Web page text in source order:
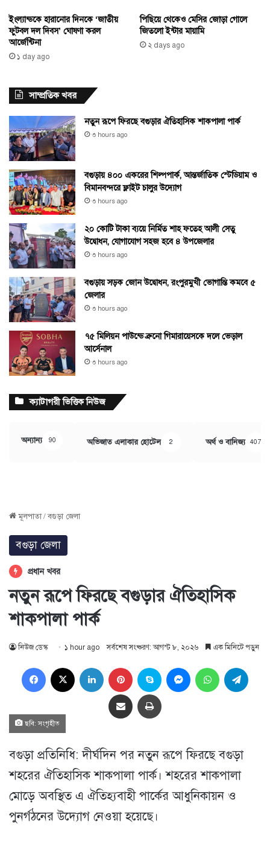
ইংল্যান্ডকে হারানোর দিনকে ‘জাতীয়
ফুটবল দল দিবস’ ঘোষণা করল
আর্জেন্টিনা
১ day ago
পিছিয়ে থেকেও মেসির জোড়া গোলে
জিতলো ইন্টার মায়ামি
২ days ago
সাম্প্রতিক খবর
নতুন রূপে ফিরছে বগুড়ার ঐতিহাসিক শাকপালা পার্ক
৩ hours ago
বগুড়ায় ৪০০ একরের শিল্পপার্ক, আন্তর্জাতিক স্টেডিয়াম ও
বিমানবন্দরে ফ্লাইট চালুর উদ্যোগ
৩ hours ago
২০ কোটি টাকা ব্যয়ে নির্মিত শাহ ফতেহ আলী সেতু
উদ্বোধন, যোগাযোগ সহজ হবে ৪ উপজেলার
৩ hours ago
বগুড়ায় সড়ক জোন উদ্বোধন, রংপুরমুখী ভোগান্তি কমবে ৫
জেলার
৩ hours ago
৭৫ মিলিয়ন পাউন্ডে ব্রুনো গিমারায়েসকে দলে ভেড়াল
আর্সেনাল
৩ hours ago
ক্যাটাগরী ভিত্তিক নিউজ
অন্যান্য 90 অভিজাত এলাকার হোটেল 2 অর্থ ও বানিজ্য 407